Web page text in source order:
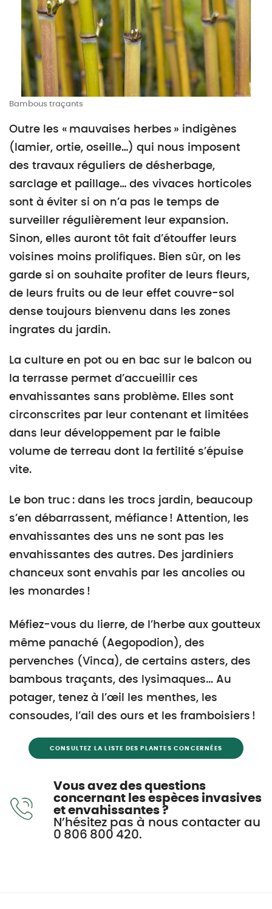
Bambous traçants
Outre les « mauvaises herbes » indigènes
(lamier, ortie, oseille…) qui nous imposent
des travaux réguliers de désherbage,
sarclage et paillage… des vivaces horticoles
sont à éviter si on n’a pas le temps de
surveiller régulièrement leur expansion.
Sinon, elles auront tôt fait d’étouffer leurs
voisines moins prolifiques. Bien sûr, on les
garde si on souhaite profiter de leurs fleurs,
de leurs fruits ou de leur effet couvre-sol
dense toujours bienvenu dans les zones
ingrates du jardin.
La culture en pot ou en bac sur le balcon ou
la terrasse permet d’accueillir ces
envahissantes sans problème. Elles sont
circonscrites par leur contenant et limitées
dans leur développement par le faible
volume de terreau dont la fertilité s’épuise
vite.
Le bon truc : dans les trocs jardin, beaucoup
s’en débarrassent, méfiance ! Attention, les
envahissantes des uns ne sont pas les
envahissantes des autres. Des jardiniers
chanceux sont envahis par les ancolies ou
les monardes !
Méfiez-vous du lierre, de l’herbe aux goutteux
même panaché (Aegopodion), des
pervenches (Vinca), de certains asters, des
bambous traçants, des lysimaques... Au
potager, tenez à l’œil les menthes, les
consoudes, l’ail des ours et les framboisiers !
CONSULTEZ LA LISTE DES PLANTES CONCERNÉES
Vous avez des questions
concernant les espèces invasives
et envahissantes ?
N’hésitez pas à nous contacter au
0 806 800 420.